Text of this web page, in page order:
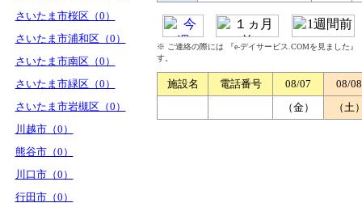
さいたま市桜区（0）
さいたま市浦和区（0）
さいたま市南区（0）
さいたま市緑区（0）
さいたま市岩槻区（0）
川越市（0）
熊谷市（0）
川口市（0）
行田市（0）
※ ご連絡の際には 『e-デイサービス.COMを見ました
す。
施設名 電話番号 08/07
08/08
（金）
（土